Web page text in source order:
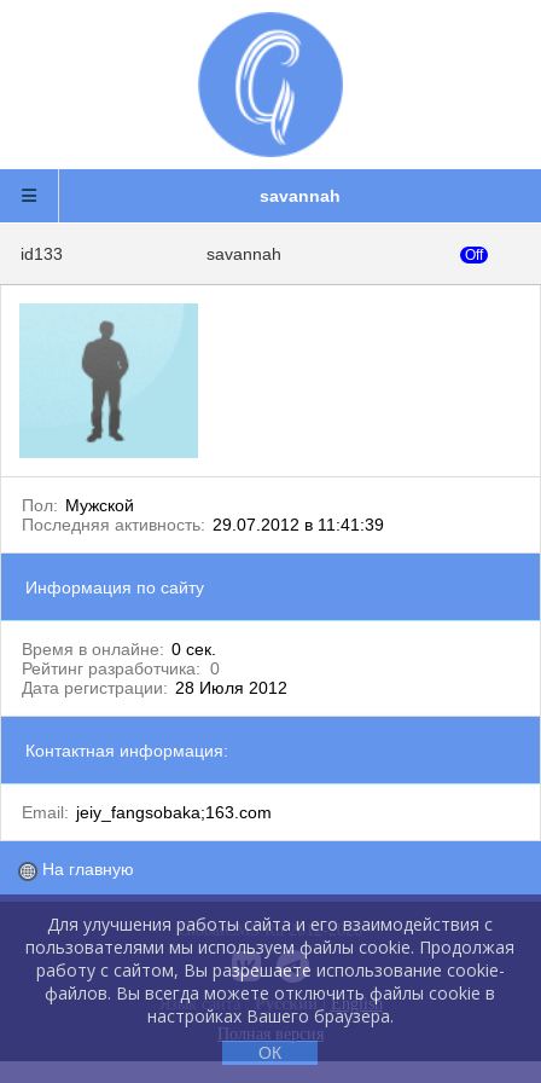
savannah
id133 savannah Off
Пол: Мужской
Последняя активность: 29.07.2012 в 11:41:39
Информация по сайту
Время в онлайне: 0 сек.
Рейтинг разработчика: 0
Дата регистрации: 28 Июля 2012
Контактная информация:
Email: jeiy_fangsobaka;163.com
На главную
GlobalCMS.Ru 2012-2026
Язык сайта :Русский| English
Полная версия
Для улучшения работы сайта и его взаимодействия с
пользователями мы используем файлы cookie. Продолжая
работу с сайтом, Вы разрешаете использование cookie-
файлов. Вы всегда можете отключить файлы cookie в
настройках Вашего браузера.
ОК